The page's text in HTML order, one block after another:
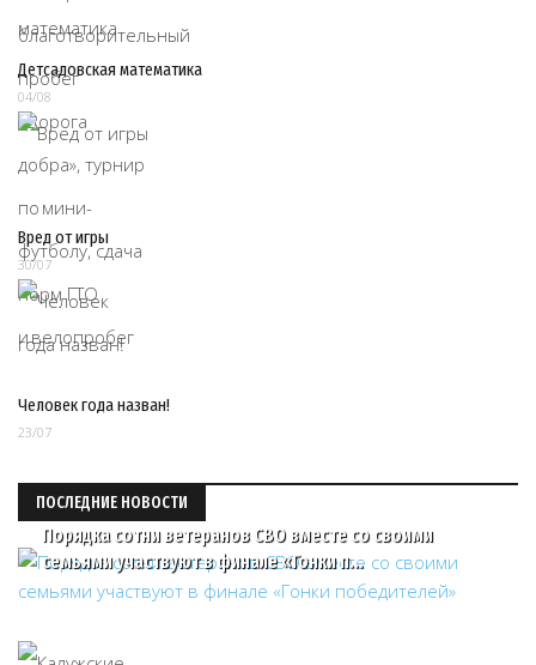
Детсадовская математика
04/08
Вред от игры
30/07
Человек года назван!
23/07
ПОСЛЕДНИЕ НОВОСТИ
Порядка сотни ветеранов СВО вместе со своими
семьями участвуют в финале «Гонки п…